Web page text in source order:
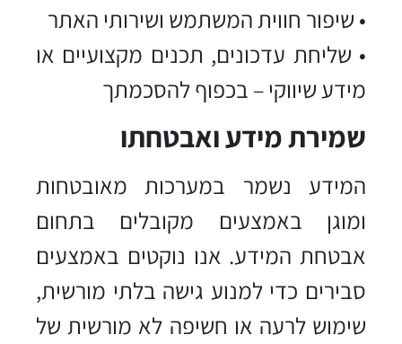
• שיפור חווית המשתמש ושירותי האתר
• שליחת עדכונים, תכנים מקצועיים או
מידע שיווקי – בכפוף להסכמתך
שמירת מידע ואבטחתו
המידע נשמר במערכות מאובטחות
ומוגן באמצעים מקובלים בתחום
אבטחת המידע. אנו נוקטים באמצעים
סבירים כדי למנוע גישה בלתי מורשית,
שימוש לרעה או חשיפה לא מורשית של